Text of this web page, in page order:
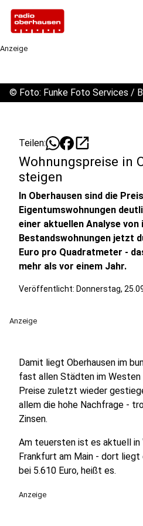
Anzeige
© Foto: Funke Foto Services /
Teilen: open_in_new
Wohnungspreise in
steigen
In Oberhausen sind die
Eigentumswohnungen
einer aktuellen Analyse
Bestandswohnungen jetzt
Euro pro Quadratmeter -
mehr als vor einem Jahr.
Veröffentlicht: Donnerstag,
Anzeige
Damit liegt Oberhausen im
fast allen Städten im Westen
Preise zuletzt wieder
allem die hohe Nachfrage -
Zinsen.
Am teuersten ist es aktuell
Frankfurt am Main - dort
bei 5.610 Euro, heißt es.
Anzeige